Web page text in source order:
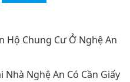
Hộ Chung Cư Ở Nghệ An
Nhà Nghệ An Có Cần Giấy